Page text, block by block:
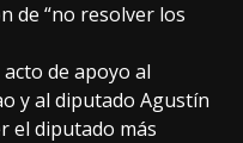
de “no resolver los
de apoyo al
y al diputado Agustín
el diputado más